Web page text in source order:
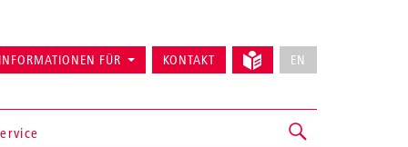
INFORMATIONEN FÜR KONTAKT EN